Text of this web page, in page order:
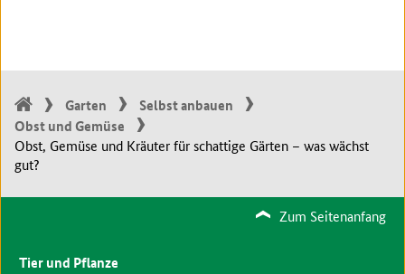
Garten
Selbst anbauen
Obst und Gemüse
Obst, Gemüse und Kräuter für schattige Gärten – was wächst
gut?
Zum Seitenanfang
Tier und Pflanze